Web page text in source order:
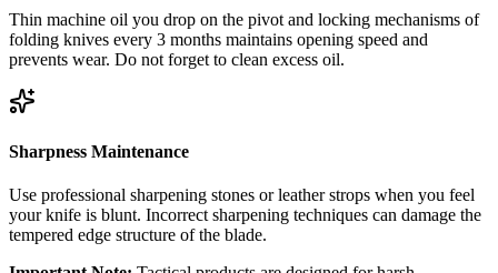
Thin machine oil you drop on the pivot and locking mechanisms of
folding knives every 3 months maintains opening speed and
prevents wear. Do not forget to clean excess oil.
Sharpness Maintenance
Use professional sharpening stones or leather strops when you feel
your knife is blunt. Incorrect sharpening techniques can damage the
tempered edge structure of the blade.